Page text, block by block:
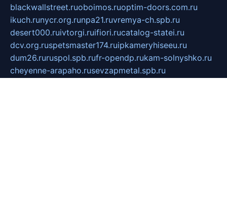
blackwallstreet.ruoboimos.ruoptim-doors.com.ru
ikuch.runycr.org.runpa21.ruvremya-ch.spb.ru
desert000.ruivtorgi.ruifiori.rucatalog-statei.ru
dcv.org.ruspetsmaster174.ruipkameryhiseeu.ru
dum26.ruruspol.spb.rufr-opendp.rukam-solnyshko.ru
cheyenne-arapaho.rusevzapmetal.spb.ru